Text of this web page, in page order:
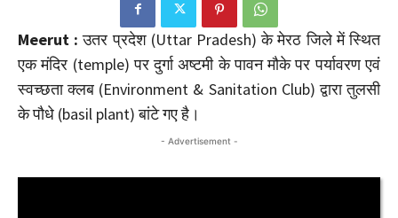
Meerut : उतर प्रदेश (Uttar Pradesh) के मेरठ जिले में स्थित
एक मंदिर (temple) पर दुर्गा अष्टमी के पावन मौके पर पर्यावरण एवं
स्वच्छता क्लब (Environment & Sanitation Club) द्वारा तुलसी
के पौधे (basil plant) बांटे गए है।
- Advertisement -